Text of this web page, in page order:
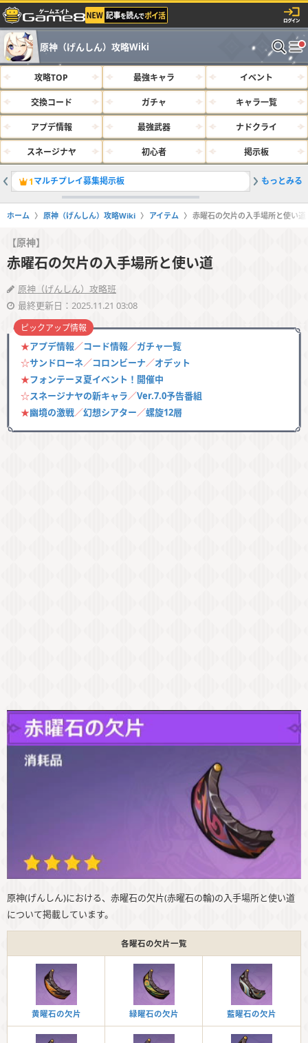
原神（げんしん）攻略Wiki
攻略TOP 最強キャラ イベント
交換コード ガチャ キャラ一覧
アプデ情報 最強武器 ナドクライ
スネージナヤ 初心者 掲示板
1マルチプレイ募集掲示板 2最強キ
もっとみる
ホーム 原神（げんしん）攻略Wiki アイテム 赤曜石の欠片の入手場所と使い道
【原神】
赤曜石の欠片の入手場所と使い道
原神（げんしん）攻略班
最終更新日：2025.11.21 03:08
★アプデ情報／コード情報／ガチャ一覧
☆サンドローネ／コロンビーナ／オデット
★フォンテーヌ夏イベント！開催中
☆スネージナヤの新キャラ／Ver.7.0予告番組
★幽境の激戦／幻想シアター／螺旋12層
ピックアップ情報
原神(げんしん)における、赤曜石の欠片(赤曜石の輪)の入手場所と使い道
について掲載しています。
各曜石の欠片一覧
黄曜石の欠片 緑曜石の欠片 藍曜石の欠片